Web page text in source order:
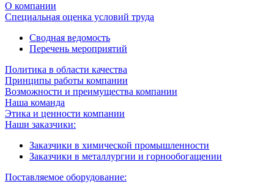
О компании
Специальная оценка условий труда
Сводная ведомость
Перечень мероприятий
Политика в области качества
Принципы работы компании
Возможности и преимущества компании
Наша команда
Этика и ценности компании
Наши заказчики:
Заказчики в химической промышленности
Заказчики в металлургии и горнообогащении
Поставляемое оборудование: